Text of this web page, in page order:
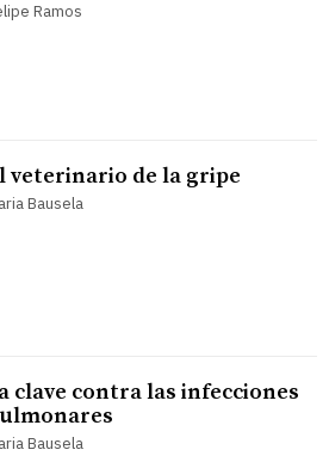
Ramos
veterinario de la gripe
Bausela
clave contra las infecciones
Bausela